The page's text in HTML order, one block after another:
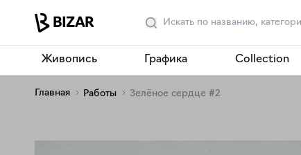
Живопись Графика Collection
Главная Работы Зелёное сердце #2